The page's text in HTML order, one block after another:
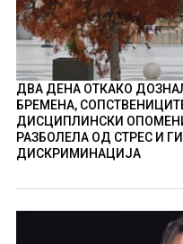
ДВА ДЕНА ОТКАКО
БРЕМЕНА,
ДИСЦИПЛИНСКИ ОПОМЕНИ
РАЗБОЛЕЛА ОД СТРЕС И
ДИСКРИМИНАЦИЈА